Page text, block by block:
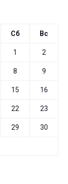
Сб Вс
1 2
8 9
15 16
22 23
29 30